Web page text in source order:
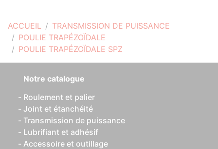
ACCUEIL
TRANSMISSION DE PUISSANCE
POULIE TRAPÉZOÏDALE
POULIE TRAPÉZOÏDALE SPZ
Notre catalogue
Roulement et palier
Joint et étanchéité
Transmission de puissance
Lubrifiant et adhésif
Accessoire et outillage